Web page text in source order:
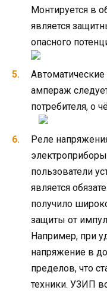
Монтируется в
является
опасного
ампераж
потребителя, о
Реле
пользователи
является
получило
защиты от
Например, при
напряжение в
пределов, что
техники. УЗИП